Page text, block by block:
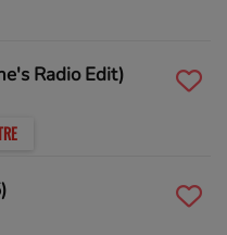
Radio Edit)